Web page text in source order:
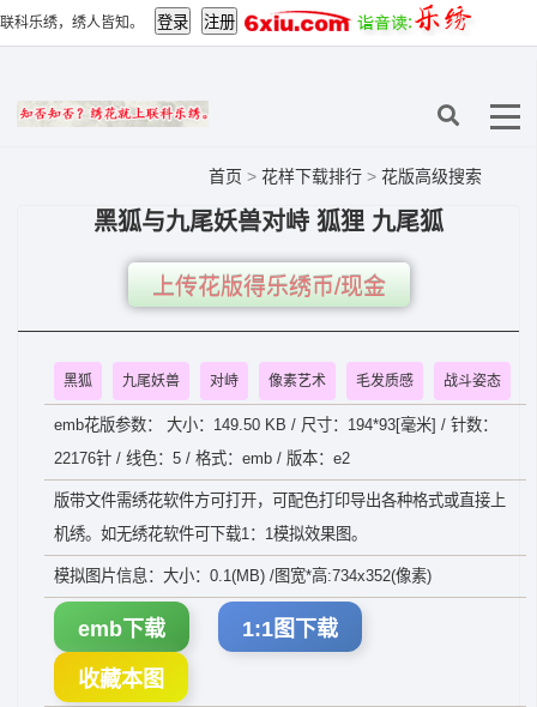
联科乐绣，绣人皆知。
首页 > 花样下载排行 > 花版高级搜索
黑狐与九尾妖兽对峙 狐狸 九尾狐
上传花版得乐绣币/现金
黑狐 九尾妖兽 对峙 像素艺术 毛发质感 战斗姿态
emb花版参数： 大小：149.50 KB / 尺寸：194*93[毫米] / 针数：
22176针 / 线色：5 / 格式：emb / 版本：e2
版带文件需绣花软件方可打开，可配色打印导出各种格式或直接上
机绣。如无绣花软件可下载1：1模拟效果图。
模拟图片信息：大小：0.1(MB) /图宽*高:734x352(像素)
emb下载 1:1图下载
收藏本图